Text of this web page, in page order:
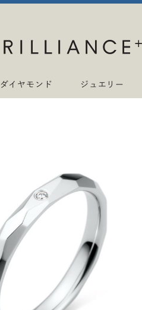
ダイヤモンド ジュエリー